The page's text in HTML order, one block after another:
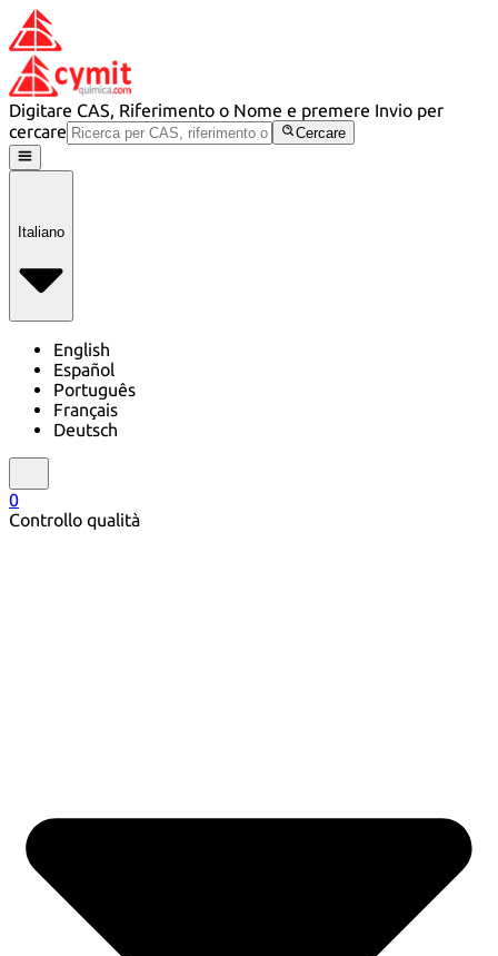
Digitare CAS, Riferimento o Nome e premere Invio per
cercare
Cercare
Italiano
English
Español
Português
Français
Deutsch
0
Controllo qualità